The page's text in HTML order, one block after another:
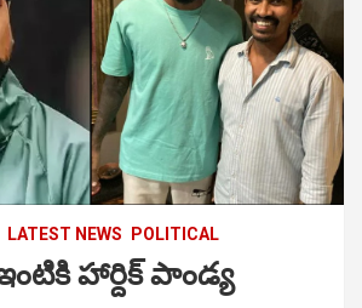
LATEST NEWS POLITICAL
హార్దిక్ పాండ్య